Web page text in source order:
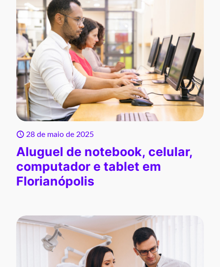
28 de maio de 2025
Aluguel de notebook, celular,
computador e tablet em
Florianópolis